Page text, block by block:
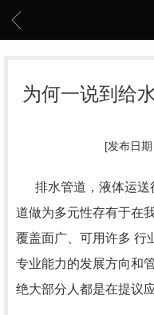
为何一说到给
[发布日
排水管道，液体运送
道做为多元性存有于在
覆盖面广、可用许多 行
专业能力的发展方向和
绝大部分人都是在提议